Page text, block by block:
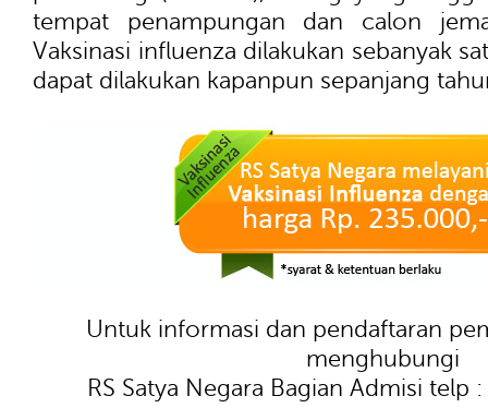
tempat penampungan dan calon
Vaksinasi influenza dilakukan sebanyak
dapat dilakukan kapanpun sepanjang
Untuk informasi dan pendaftaran
menghubungi
RS Satya Negara Bagian Admisi telp